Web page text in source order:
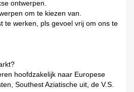
ontwerpen.
om te kiezen van.
te werken, pls gevoel vrij om ons te
hoofdzakelijk naar Europese
Southest Aziatische uit, de V.S.